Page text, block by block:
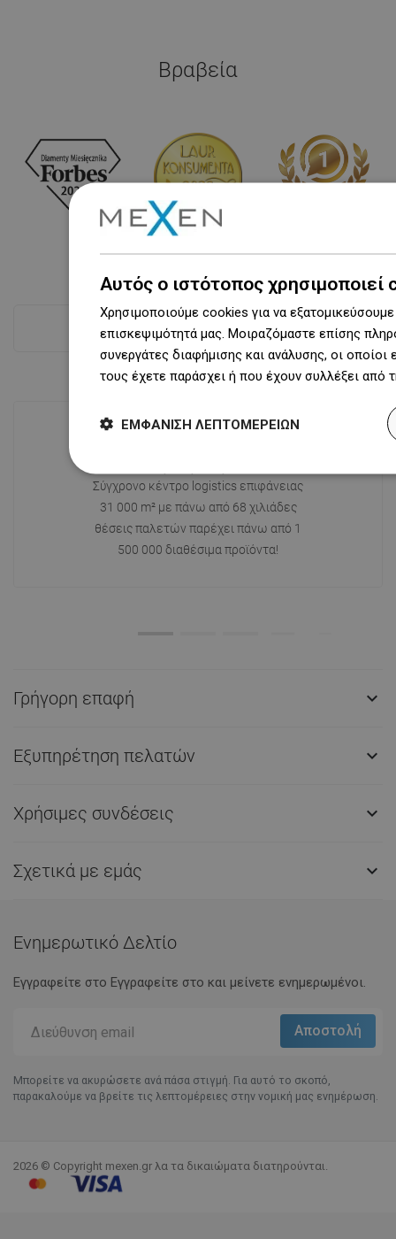
Βραβεία
Δες όλα
Σύγχρονο κέντρο logistics επιφάνειας
31 000 m² με πάνω από 68 χιλιάδες
θέσεις παλετών παρέχει πάνω από 1
500 000 διαθέσιμα προϊόντα!
Γρήγορη επαφή 
Εξυπηρέτηση πελατών 
Χρήσιμες συνδέσεις 
Σχετικά με εμάς 
Ενημερωτικό Δελτίο
Εγγραφείτε στο Eγγραφείτε στο και μείνετε ενημερωμένοι.
Μπορείτε να ακυρώσετε ανά πάσα στιγμή. Για αυτό το σκοπό,
παρακαλούμε να βρείτε τις λεπτομέρειες στην νομική μας ενημέρωση.
2026 © Copyright mexen.gr λα τα δικαιώματα διατηρούνται.
Αυτός ο ιστότοπος χρησιμοποιεί
Χρησιμοποιούμε cookies για να
επισκεψιμότητά μας. Μοιραζόμαστε επίσης
συνεργάτες διαφήμισης και ανάλυσης, οι
τους έχετε παράσχει ή που έχουν συλλέξει
ΕΜΦΆΝΙΣΗ ΛΕΠΤΟΜΕΡΕΙΏΝ